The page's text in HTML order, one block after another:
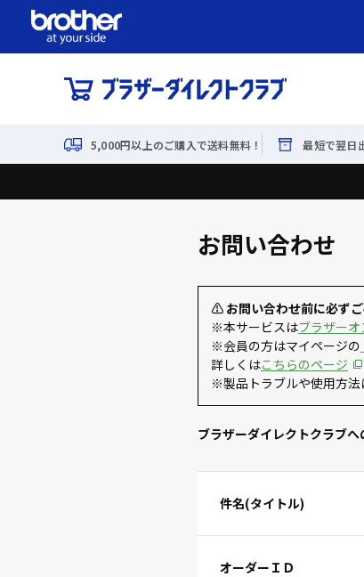
5,000円以上のご購入で送料無料！ 最短で翌日
お問い合わせ
⚠ お問い合わせ前に必ず
※本サービスはブラザー
※会員の方はマイページの
詳しくはこちらのページ
※製品トラブルや使用方法
ブラザーダイレクトクラブ
件名(タイトル)
オーダーＩＤ